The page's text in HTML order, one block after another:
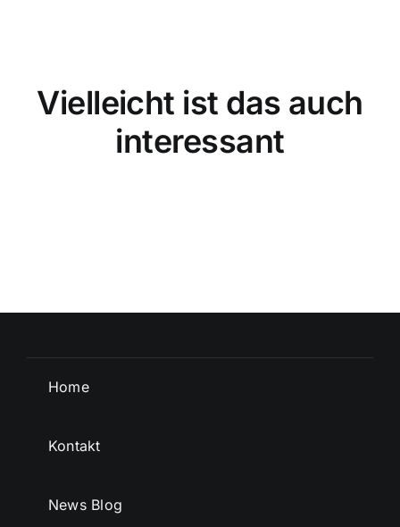
Vielleicht ist das auch
interessant
Home
Kontakt
News Blog